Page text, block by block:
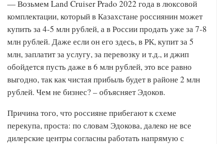
— Возьмем Land Cruiser Prado 2022 года в люксовой
комплектации, который в Казахстане россиянин может
купить за 4-5 млн рублей, а в России продать уже за 7-8
млн рублей. Даже если он его здесь, в РК, купит за 5
млн, заплатит за услугу, за перевозку и т.д., и джип
обойдется пусть даже в 6 млн рублей, это все равно
выгодно, так как чистая прибыль будет в районе 2 млн
рублей. Чем не бизнес? – объясняет Эдоков.
Причина того, что россияне прибегают к схеме
перекупа, проста: по словам Эдокова, далеко не все
дилерские центры согласны работать напрямую с